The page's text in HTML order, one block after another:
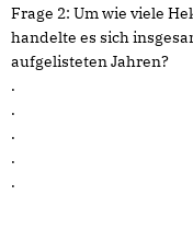
Frage 2: Um wie viele
handelte es sich
aufgelisteten Jahren?
.
.
.
.
.